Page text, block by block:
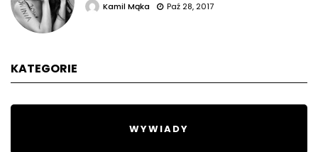
Kamil Mąka Paź 28, 2017
KATEGORIE
WYWIADY